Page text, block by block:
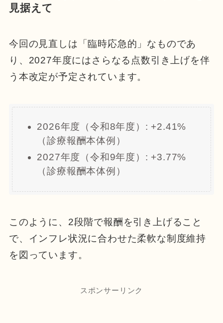
見据えて
今回の見直しは「臨時応急的」なものであ
り、2027年度にはさらなる点数引き上げを伴
う本改定が予定されています。
2026年度（令和8年度）: +2.41%
（診療報酬本体例）
2027年度（令和9年度）: +3.77%
（診療報酬本体例）
このように、2段階で報酬を引き上げること
で、インフレ状況に合わせた柔軟な制度維持
を図っています。
スポンサーリンク